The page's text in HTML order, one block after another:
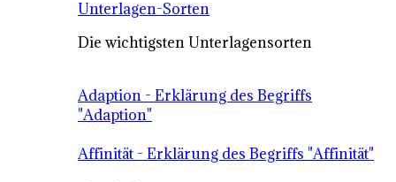
Unterlagen-Sorten
Die wichtigsten Unterlagensorten
Adaption - Erklärung des Begriffs
"Adaption"
Affinität - Erklärung des Begriffs "Affinität"